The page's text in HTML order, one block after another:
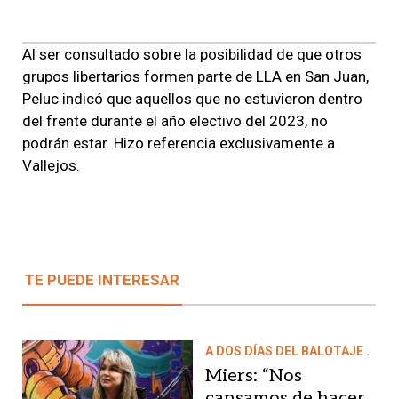
Al ser consultado sobre la posibilidad de que otros
grupos libertarios formen parte de LLA en San Juan,
Peluc indicó que aquellos que no estuvieron dentro
del frente durante el año electivo del 2023, no
podrán estar. Hizo referencia exclusivamente a
Vallejos.
TE PUEDE INTERESAR
A DOS DÍAS DEL BALOTAJE .
Miers: “Nos